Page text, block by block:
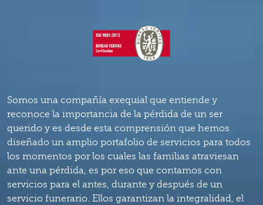
Somos una compañía exequial que entiende y
reconoce la importancia de la pérdida de un ser
querido y es desde esta comprensión que hemos
diseñado un amplio portafolio de servicios para todos
los momentos por los cuales las familias atraviesan
ante una pérdida, es por eso que contamos con
servicios para el antes, durante y después de un
servicio funerario. Ellos garantizan la integralidad, el